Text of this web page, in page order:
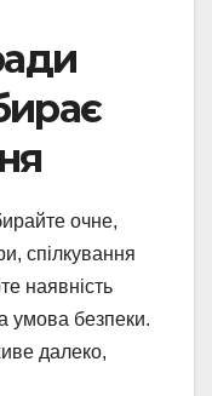
очне,
спілкування
наявність
умова безпеки.
далеко,